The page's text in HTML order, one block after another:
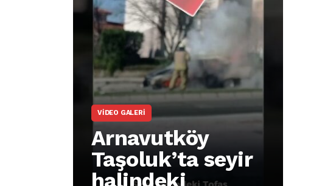
VIDEO GALERI
Arnavutköy
Taşoluk’ta seyir
halindeki